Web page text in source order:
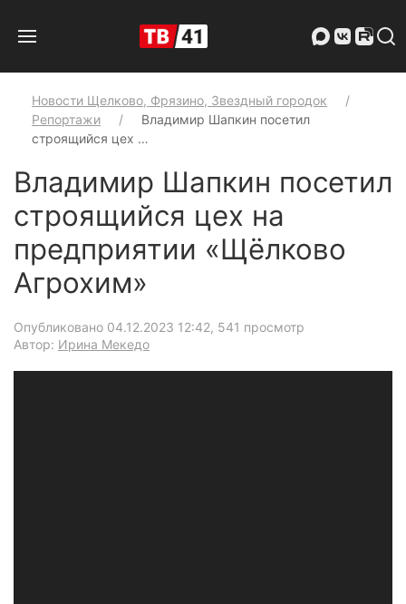
Новости Щелково, Фрязино, Звездный городок
Репортажи
Владимир Шапкин посетил
строящийся цех …
Владимир Шапкин посетил
строящийся цех на
предприятии «Щёлково
Агрохим»
Опубликовано 04.12.2023 12:42, 541 просмотр
Автор: Ирина Мекедо